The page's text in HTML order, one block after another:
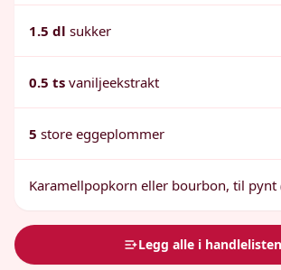
1.5 dl sukker
0.5 ts vaniljeekstrakt
5 store eggeplommer
Karamellpopkorn eller bourbon, til
Legg alle i handlelisten